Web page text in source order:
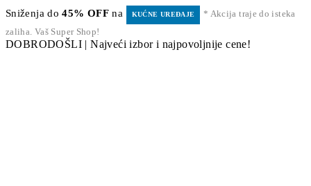
Sniženja do45% OFF na KUĆNE UREĐAJE
* Akcija traje do isteka
zaliha. Vaš Super Shop!
DOBRODOŠLI | Najveći izbor i najpovoljnije cene!